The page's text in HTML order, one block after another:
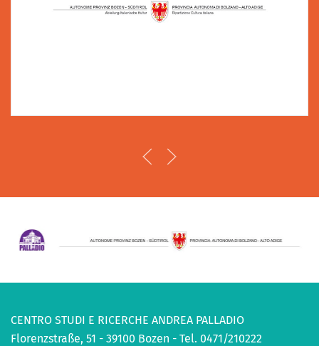
CENTRO STUDI E RICERCHE ANDREA PALLADIO
Florenzstraße, 51 - 39100 Bozen - Tel. 0471/210222